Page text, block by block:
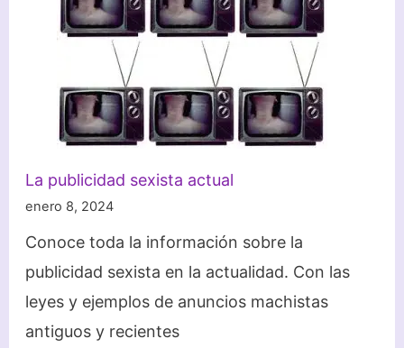
La publicidad sexista actual
enero 8, 2024
Conoce toda la información sobre la
publicidad sexista en la actualidad. Con las
leyes y ejemplos de anuncios machistas
antiguos y recientes